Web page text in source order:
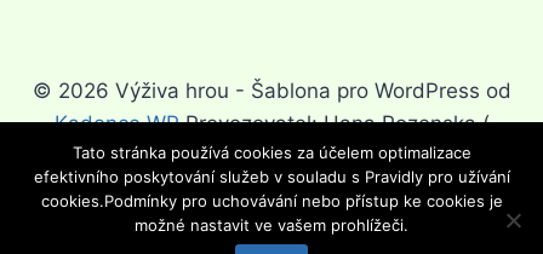
© 2026 Výživa hrou - Šablona pro WordPress od
Kadence WPProvozovatel: Hana Rozenska (
Hanka.rozenska@seznam.cz)
Tato stránka používá cookies za účelem optimalizace
efektivního poskytování služeb v souladu s Pravidly pro užívání
cookies.Podmínky pro uchovávání nebo přístup ke cookies je
možné nastavit ve vašem prohlížeči.